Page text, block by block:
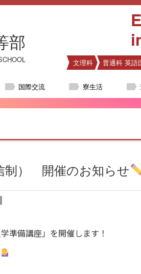
部
文理科 普通科 英語
国際交流 寮生活
制） 開催のお知らせ
準備講座」を開催します！